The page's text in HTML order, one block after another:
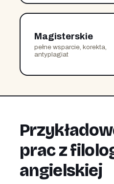
Magisterskie
pełne wsparcie, korekta,
antyplagiat
prac z
angielskiej